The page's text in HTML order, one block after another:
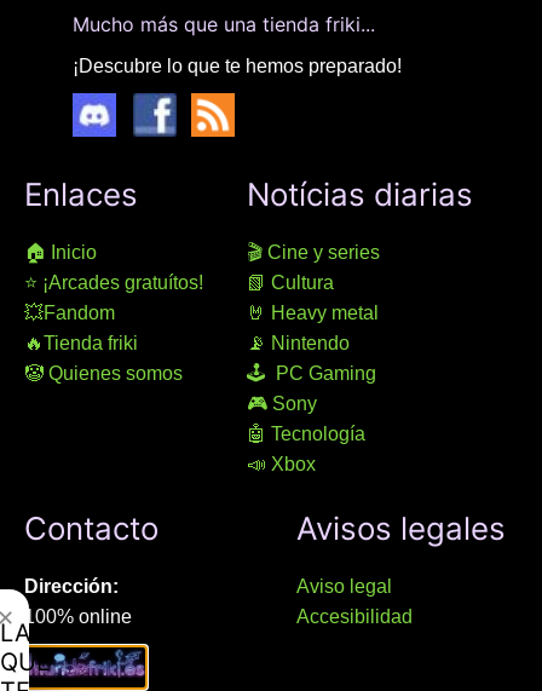
Mucho más que una tienda friki...
¡Descubre lo que te hemos preparado!
Enlaces
🏠 Inicio
⭐ ¡Arcades gratuítos!
💥Fandom
🔥Tienda friki
🤡 Quienes somos
Notícias diarias
🎬 Cine y series
📗 Cultura
🤘 Heavy metal
📡 Nintendo
🕹 PC Gaming
🎮 Sony
🤖 Tecnología
📣 Xbox
Contacto
Dirección:
100% online
Manresa (08241), Barcelona
Avisos legales
Aviso legal
Accesibilidad
LAMENTAMOS
QUE